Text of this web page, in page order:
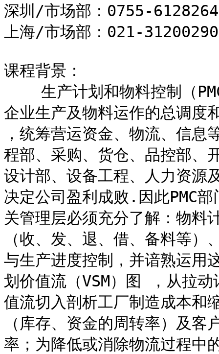
深圳/市场部：0755-
上海/市场部：021-
课程背景：
企业生产及物料运作的总调度
，统筹营运资金、物流、信
程部、采购、货仓、品控部、
设计部、设备工程、人力资源
决定公司盈利成败.因此PMC部
关管理层必须充分了解：物料
（收、发、退、借、备料等）
与生产进度控制，并谙熟运用
划价值流（VSM）图 ，从拉动
值流切入剖析工厂制造成本和
（库存、资金的周转率）及客
率；为降低或消除物流过程中